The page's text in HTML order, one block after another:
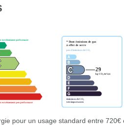
pour un usage standard entre